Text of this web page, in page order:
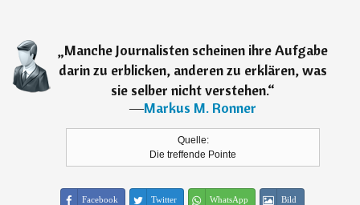
„Manche Journalisten scheinen ihre Aufgabe
darin zu erblicken, anderen zu erklären, was
sie selber nicht verstehen.“
―Markus M. Ronner
Quelle:
Die treffende Pointe
Facebook Twitter WhatsApp Bild